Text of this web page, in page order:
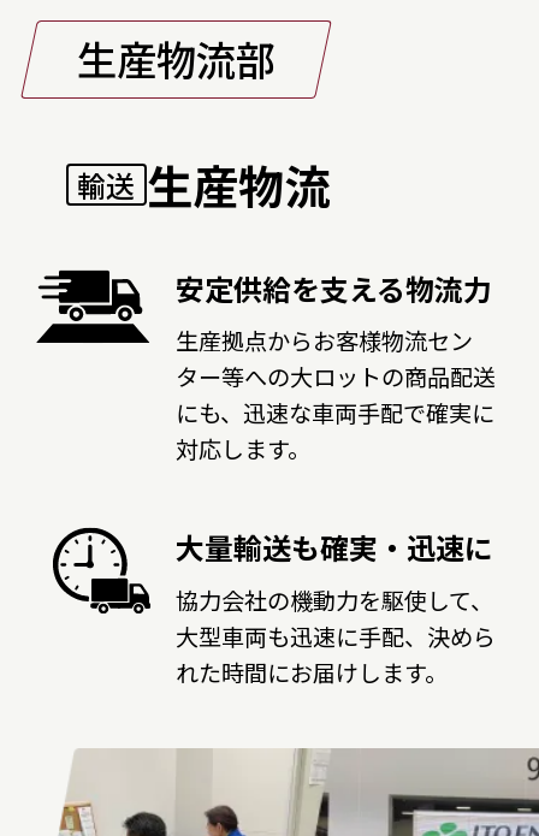
生産物流部
輸送 生産物流
安定供給を支える物流力
生産拠点からお客様物流セン
ター等への大ロットの商品配送
にも、迅速な車両手配で確実に
対応します。
大量輸送も確実・迅速に
協力会社の機動力を駆使して、
大型車両も迅速に手配、決めら
れた時間にお届けします。